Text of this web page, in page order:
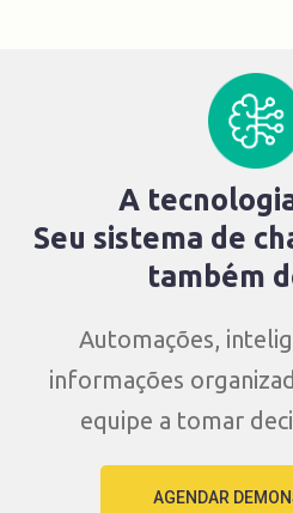
A
Seu sistema de
também
Automações,
informações
equipe a tomar
AGENDAR